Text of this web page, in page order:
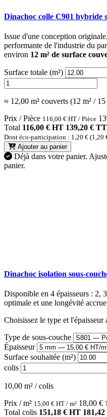
Dinachoc colle C901 hybride
Issue d'une conception
performante de l'industrie du
environ 12 m² de surface
Surface totale (m²)
≈ 12,00 m² couverts (12 m² /
Prix / Pièce 116,00 € HT / Pièce
Total 116,00 € HT 139,20 €
Dont éco-participation : 1,20 € (1,20
Ajouter au panier
Déjà dans votre panier.
panier.
Dinachoc isolation sous-
Disponible en 4 épaisseurs : 2,
optimale et une longévité
Choisissez le type et l'épaisseur
Type de sous-couche
Épaisseur
Surface souhaitée (m²)
colis
10,00 m² / colis
Prix / m² 15,00 € HT / m² 18,00 €
Total colis 151,18 € HT